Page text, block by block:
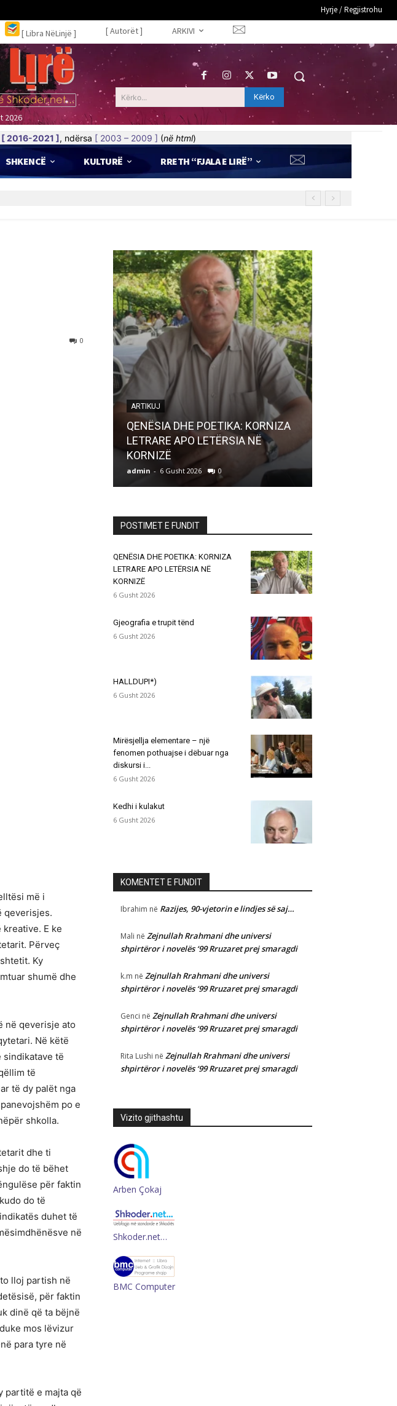
Hyrje / Regjistrohu
[ Libra NëLinjë ] [ Autorët ] ARKIVI
2026
Kërko... Kërko
[ 2016-2021 ], ndërsa [ 2003 – 2009 ] (në html)
SHKENCË KULTURË RRETH “FJALA E LIRË”
0
më i
qeverisjes.
E ke
Përveç
Ky
shumë dhe
në qeverisje ato
Në këtë
sindikatave të
të
të dy palët nga
po e
shkolla.
dhe ti
do të bëhet
për faktin
do të
duhet të
në
lloj partish në
për faktin
dinë që ta bëjnë
mos lëvizur
para tyre në
partitë e majta që
ARTIKUJ
QENËSIA DHE POETIKA: KORNIZA
LETRARE APO LETËRSIA NË
KORNIZË
admin - 6 Gusht 2026 0
POSTIMET E FUNDIT
QENËSIA DHE POETIKA: KORNIZA
LETRARE APO LETËRSIA NË
KORNIZË
6 Gusht 2026
Gjeografia e trupit tënd
6 Gusht 2026
HALLDUPI*)
6 Gusht 2026
Mirësjellja elementare – një
fenomen pothuajse i dëbuar nga
diskursi i...
6 Gusht 2026
Kedhi i kulakut
6 Gusht 2026
KOMENTET E FUNDIT
Ibrahim në Razijes, 90-vjetorin e lindjes së saj…
Mali në Zejnullah Rrahmani dhe universi
shpirtëror i novelës ‘99 Rruzaret prej smaragdi
k.m në Zejnullah Rrahmani dhe universi
shpirtëror i novelës ‘99 Rruzaret prej smaragdi
Genci në Zejnullah Rrahmani dhe universi
shpirtëror i novelës ‘99 Rruzaret prej smaragdi
Rita Lushi në Zejnullah Rrahmani dhe universi
shpirtëror i novelës ‘99 Rruzaret prej smaragdi
Vizito gjithashtu
Arben Çokaj
Shkoder.net…
BMC Computer